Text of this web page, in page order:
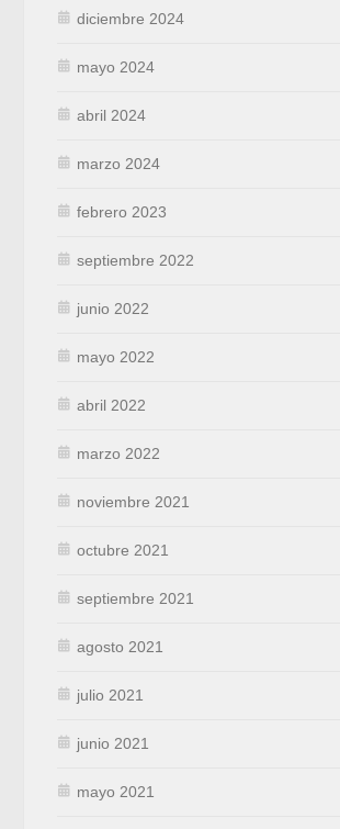
diciembre 2024
mayo 2024
abril 2024
marzo 2024
febrero 2023
septiembre 2022
junio 2022
mayo 2022
abril 2022
marzo 2022
noviembre 2021
octubre 2021
septiembre 2021
agosto 2021
julio 2021
junio 2021
mayo 2021